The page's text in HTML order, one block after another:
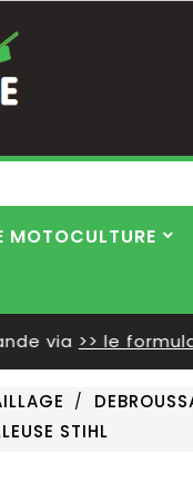
MOTOCULTURE
via>> le
STIHL